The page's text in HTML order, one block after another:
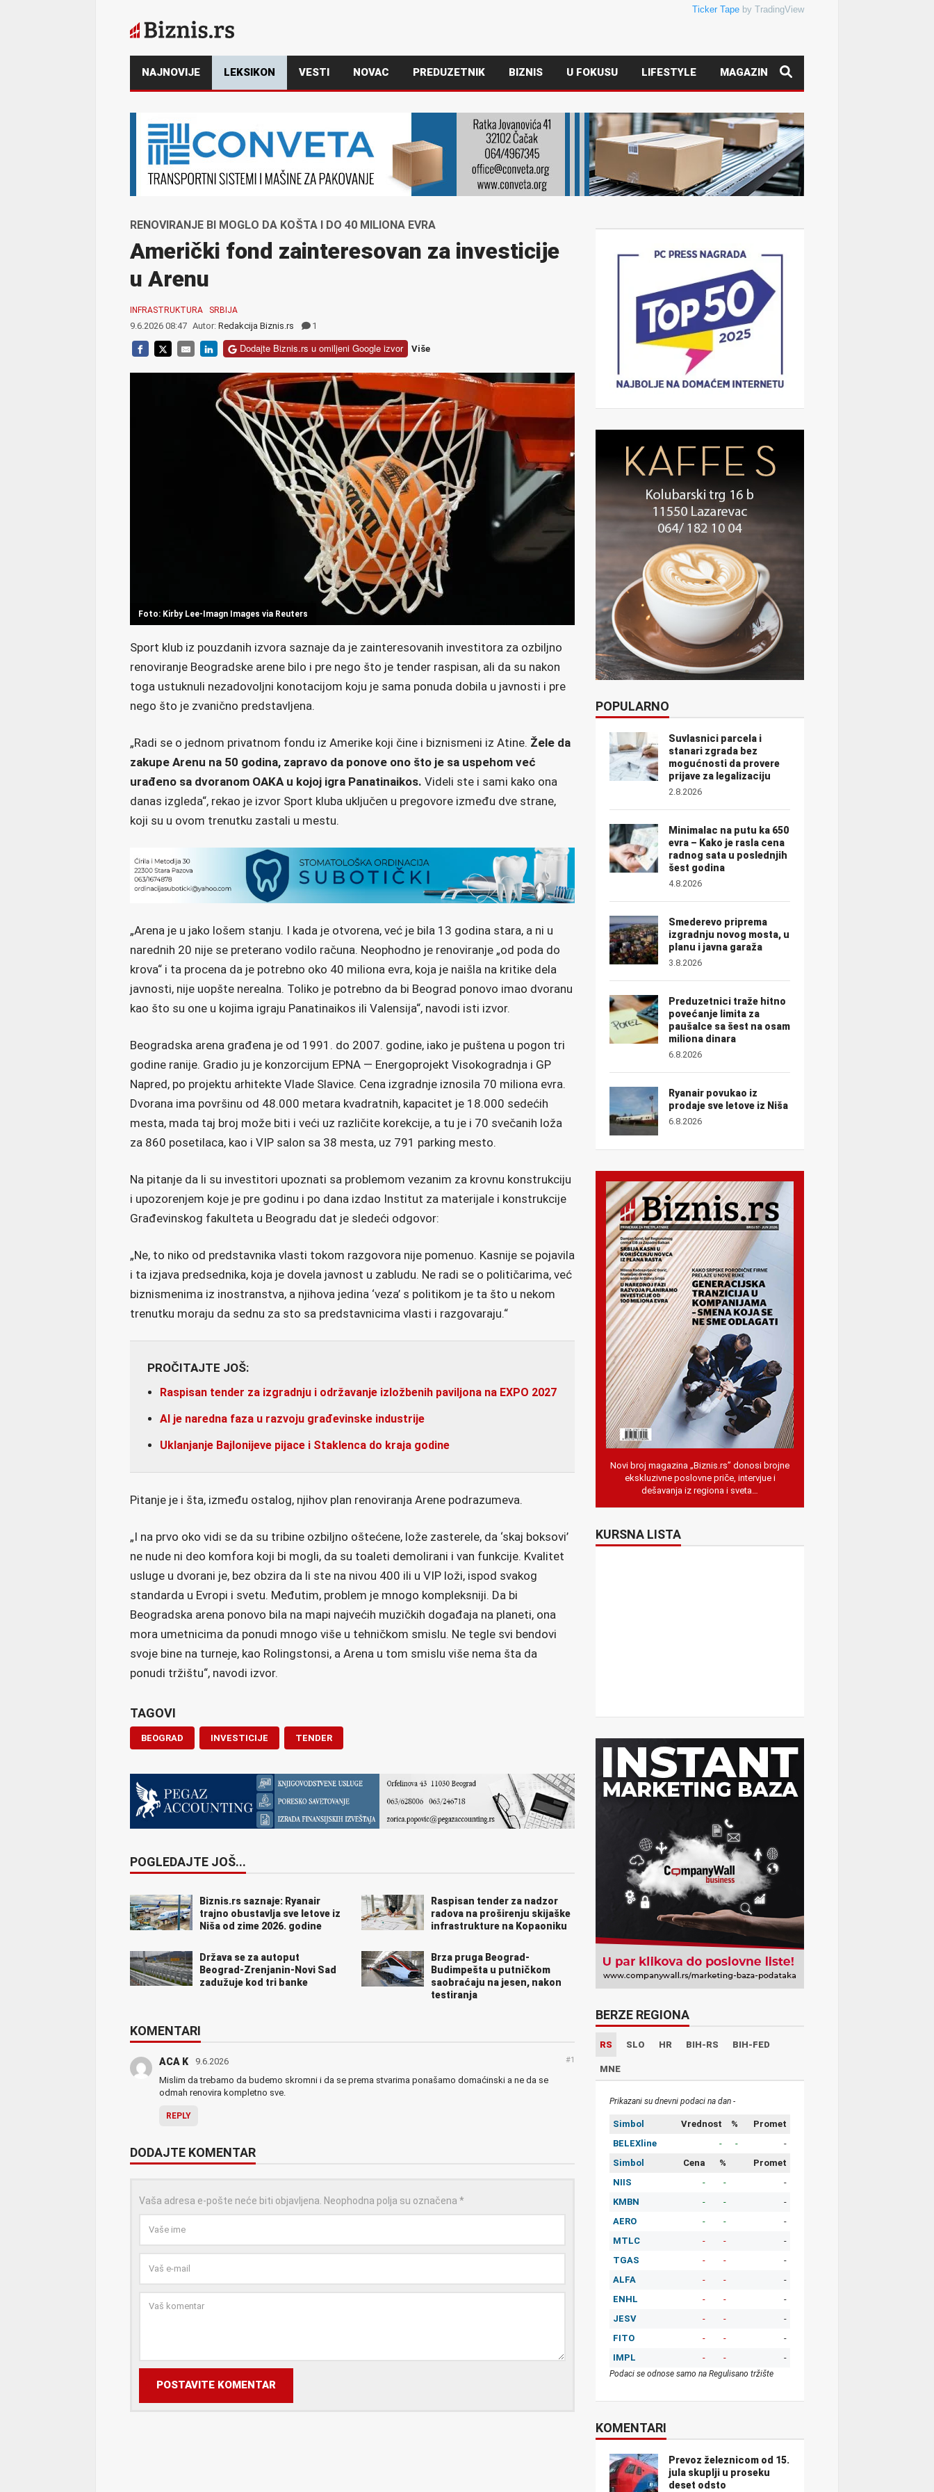
Ticker Tape by TradingView
NAJNOVIJE LEKSIKON VESTI NOVAC PREDUZETNIK BIZNIS U FOKUSU LIFESTYLE MAGAZIN
RENOVIRANJE BI MOGLO DA KOŠTA I DO 40 MILIONA EVRA
Američki fond zainteresovan za investicije
u Arenu
INFRASTRUKTURA SRBIJA
9.6.2026 08:47 Autor: Redakcija Biznis.rs 1
Dodajte Biznis.rs u omiljeni Google izvor Više
Foto: Kirby Lee-Imagn Images via Reuters
Sport klub iz pouzdanih izvora saznaje da je zainteresovanih investitora za ozbiljno
renoviranje Beogradske arene bilo i pre nego što je tender raspisan, ali da su nakon
toga ustuknuli nezadovoljni konotacijom koju je sama ponuda dobila u javnosti i pre
nego što je zvanično predstavljena.
„Radi se o jednom privatnom fondu iz Amerike koji čine i biznismeni iz Atine. Žele da
zakupe Arenu na 50 godina, zapravo da ponove ono što je sa uspehom već
urađeno sa dvoranom OAKA u kojoj igra Panatinaikos. Videli ste i sami kako ona
danas izgleda“, rekao je izvor Sport kluba uključen u pregovore između dve strane,
koji su u ovom trenutku zastali u mestu.
„Arena je u jako lošem stanju. I kada je otvorena, već je bila 13 godina stara, a ni u
narednih 20 nije se preterano vodilo računa. Neophodno je renoviranje „od poda do
krova“ i ta procena da je potrebno oko 40 miliona evra, koja je naišla na kritike dela
javnosti, nije uopšte nerealna. Toliko je potrebno da bi Beograd ponovo imao dvoranu
kao što su one u kojima igraju Panatinaikos ili Valensija“, navodi isti izvor.
Beogradska arena građena je od 1991. do 2007. godine, iako je puštena u pogon tri
godine ranije. Gradio ju je konzorcijum EPNA — Energoprojekt Visokogradnja i GP
Napred, po projektu arhitekte Vlade Slavice. Cena izgradnje iznosila 70 miliona evra.
Dvorana ima površinu od 48.000 metara kvadratnih, kapacitet je 18.000 sedećih
mesta, mada taj broj može biti i veći uz različite korekcije, a tu je i 70 svečanih loža
za 860 posetilaca, kao i VIP salon sa 38 mesta, uz 791 parking mesto.
Na pitanje da li su investitori upoznati sa problemom vezanim za krovnu konstrukciju
i upozorenjem koje je pre godinu i po dana izdao Institut za materijale i konstrukcije
Građevinskog fakulteta u Beogradu dat je sledeći odgovor:
„Ne, to niko od predstavnika vlasti tokom razgovora nije pomenuo. Kasnije se pojavila
i ta izjava predsednika, koja je dovela javnost u zabludu. Ne radi se o političarima, već
biznismenima iz inostranstva, a njihova jedina ‘veza’ s politikom je ta što u nekom
trenutku moraju da sednu za sto sa predstavnicima vlasti i razgovaraju.“
PROČITAJTE JOŠ:
Raspisan tender za izgradnju i održavanje izložbenih paviljona na EXPO 2027
AI je naredna faza u razvoju građevinske industrije
Uklanjanje Bajlonijeve pijace i Staklenca do kraja godine
Pitanje je i šta, između ostalog, njihov plan renoviranja Arene podrazumeva.
„I na prvo oko vidi se da su tribine ozbiljno oštećene, lože zasterele, da ‘skaj boksovi’
ne nude ni deo komfora koji bi mogli, da su toaleti demolirani i van funkcije. Kvalitet
usluge u dvorani je, bez obzira da li ste na nivou 400 ili u VIP loži, ispod svakog
standarda u Evropi i svetu. Međutim, problem je mnogo kompleksniji. Da bi
Beogradska arena ponovo bila na mapi najvećih muzičkih događaja na planeti, ona
mora umetnicima da ponudi mnogo više u tehničkom smislu. Ne tegle svi bendovi
svoje bine na turneje, kao Rolingstonsi, a Arena u tom smislu više nema šta da
ponudi tržištu“, navodi izvor.
TAGOVI
BEOGRAD INVESTICIJE TENDER
POGLEDAJTE JOŠ...
Biznis.rs saznaje: Ryanair
trajno obustavlja sve letove iz
Niša od zime 2026. godine
Raspisan tender za nadzor
radova na proširenju skijaške
infrastrukture na Kopaoniku
Država se za autoput
Beograd-Zrenjanin-Novi Sad
zadužuje kod tri banke
Brza pruga Beograd-
Budimpešta u putničkom
saobraćaju na jesen, nakon
testiranja
KOMENTARI
ACA K 9.6.2026 #1
Mislim da trebamo da budemo skromni i da se prema stvarima ponašamo domaćinski a ne da se
odmah renovira kompletno sve.
REPLY
DODAJTE KOMENTAR
Vaša adresa e-pošte neće biti objavljena. Neophodna polja su označena *
POSTAVITE KOMENTAR
POPULARNO
Suvlasnici parcela i
stanari zgrada bez
mogućnosti da provere
prijave za legalizaciju
2.8.2026
Minimalac na putu ka 650
evra – Kako je rasla cena
radnog sata u poslednjih
šest godina
4.8.2026
Smederevo priprema
izgradnju novog mosta, u
planu i javna garaža
3.8.2026
Preduzetnici traže hitno
povećanje limita za
paušalce sa šest na osam
miliona dinara
6.8.2026
Ryanair povukao iz
prodaje sve letove iz Niša
6.8.2026
Novi broj magazina „Biznis.rs” donosi brojne
ekskluzivne poslovne priče, intervjue i
dešavanja iz regiona i sveta…
KURSNA LISTA
BERZE REGIONA
RS SLO HR BIH-RS BIH-FED
MNE
Prikazani su dnevni podaci na dan -
Simbol Vrednost %
Promet
BELEXline
- -
-
Simbol
Cena %
Promet
NIIS
- -
-
KMBN
- -
-
AERO
- -
-
MTLC
- -
-
TGAS
- -
-
ALFA
- -
-
ENHL
- -
-
JESV
- -
-
FITO
- -
-
IMPL
- - -
Podaci se odnose samo na Regulisano tržište
KOMENTARI
Prevoz železnicom od 15.
jula skuplji u proseku
deset odsto